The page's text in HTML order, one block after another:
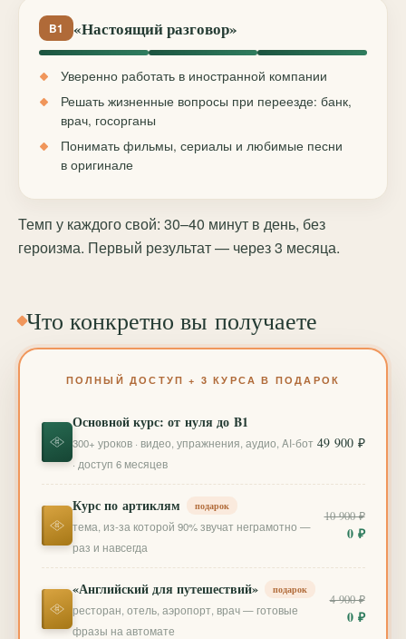
B1 «Настоящий разговор»
Уверенно работать в иностранной компании
Решать жизненные вопросы при переезде: банк,
врач, госорганы
Понимать фильмы, сериалы и любимые песни
в оригинале
Темп у каждого свой: 30–40 минут в день, без
героизма. Первый результат — через 3 месяца.
Что конкретно вы получаете
ПОЛНЫЙ ДОСТУП + 3 КУРСА В ПОДАРОК
Основной курс: от нуля до B1
300+ уроков · видео, упражнения, аудио, AI-бот
· доступ 6 месяцев
49 900 ₽
Курс по артиклям подарок
тема, из-за которой 90% звучат неграмотно —
раз и навсегда
10 900 ₽
0 ₽
«Английский для путешествий» подарок
ресторан, отель, аэропорт, врач — готовые
фразы на автомате
4 900 ₽
0 ₽